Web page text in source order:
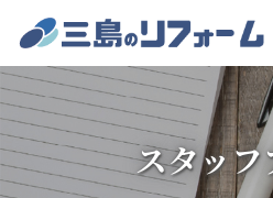
スタッフ